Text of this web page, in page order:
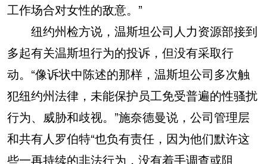
工作场合对女性的敌意。”
纽约州检方说，温斯坦公司人力资源部接到
多起有关温斯坦行为的投诉，但没有采取行
动。“像诉状中陈述的那样，温斯坦公司多次触
犯纽约州法律，未能保护员工免受普遍的性骚扰
行为、威胁和歧视。”施奈德曼说，公司管理层
和共有人罗伯特“也负有责任，因为他们默许这
些一再持续的非法行为，没有着手调查或阻